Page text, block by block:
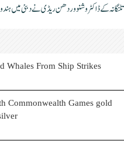
تلنگانہ کے ڈاکٹر وشنو وردھن ریڈی نے دبئی میں
Whales From Ship Strikes
Commonwealth Games gold